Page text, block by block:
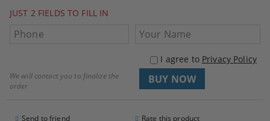
JUST 2 FIELDS TO FILL IN
I agree to Privacy Policy
We will contact you to finalize the
order
Send to friend Rate this product